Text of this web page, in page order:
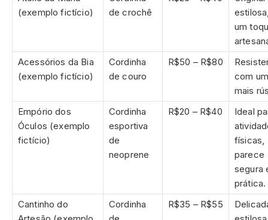
(exemplo fictício)
de crochê
um
Acessórios da Bia
(exemplo fictício)
Cordinha
de couro
R$50 – R$80
com
mais
Empório dos
Óculos (exemplo
fictício)
Cordinha
esportiva
de
neoprene
R$20 – R$40
Ideal
físicas,
parece
segura
prática.
Cantinho do
Cordinha
R$35 – R$55